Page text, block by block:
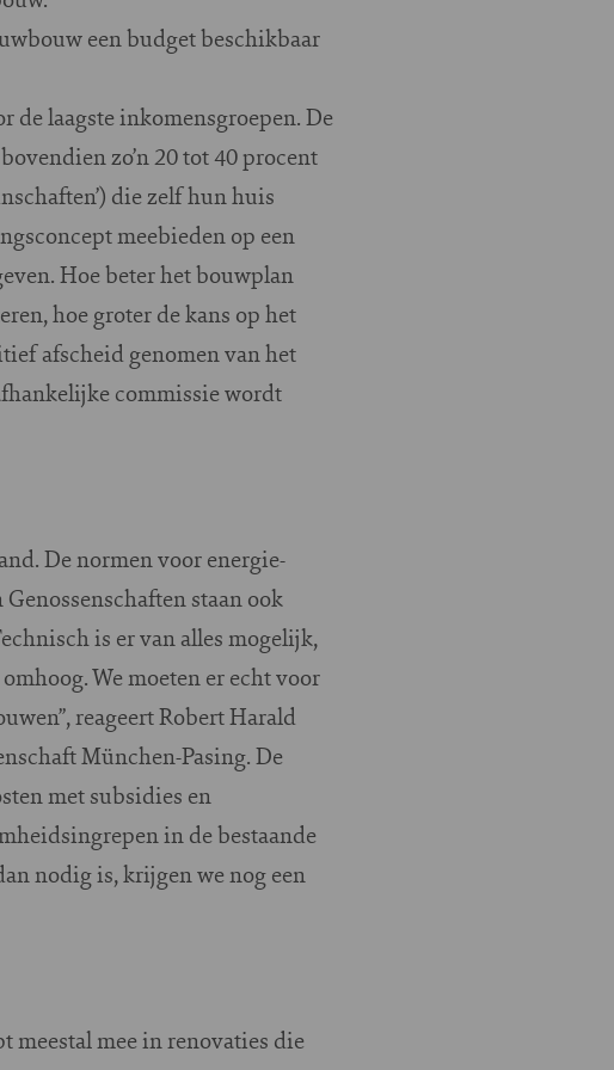
een budget beschikbaar
de laagste inkomensgroepen. De
zo’n 20 tot 40 procent
die zelf hun huis
meebieden op een
Hoe beter het bouwplan
hoe groter de kans op het
afscheid genomen van het
commissie wordt
De normen voor energie-
staan ook
is er van alles mogelijk,
We moeten er echt voor
reageert Robert Harald
München-Pasing. De
met subsidies en
in de bestaande
nodig is, krijgen we nog een
mee in renovaties die